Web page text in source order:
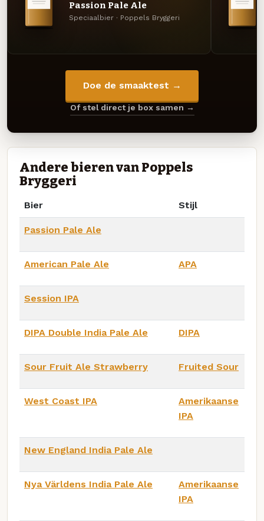
Passion Pale Ale
Speciaalbier · Poppels Bryggeri
Doe de smaaktest →
Of stel direct je box samen →
Andere bieren van Poppels
Bryggeri
Bier Stijl
Passion Pale Ale
American Pale Ale APA
Session IPA
DIPA Double India Pale Ale DIPA
Sour Fruit Ale Strawberry Fruited Sour
West Coast IPA
Amerikaanse
IPA
New England India Pale Ale
Nya Världens India Pale Ale
Amerikaanse
IPA